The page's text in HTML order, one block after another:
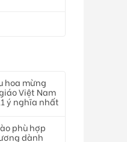
hoa mừng
Việt Nam
ý nghĩa nhất
phù hợp
dành